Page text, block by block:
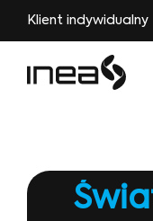
Klient indywidualny